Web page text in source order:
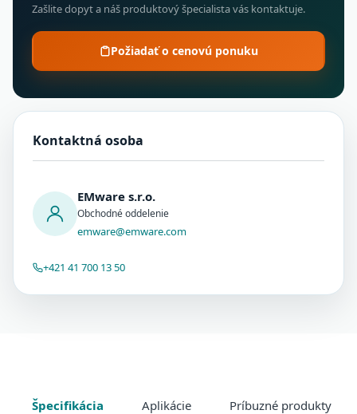
Zašlite dopyt a náš produktový špecialista vás kontaktuje.
Požiadať o cenovú ponuku
Kontaktná osoba
EMware s.r.o.
Obchodné oddelenie
emware@emware.com
+421 41 700 13 50
Špecifikácia Aplikácie Príbuzné produkty